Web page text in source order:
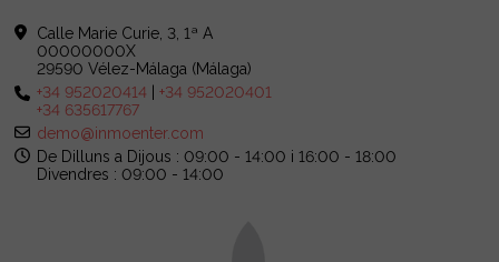
Calle Marie Curie, 3, 1ª A
00000000X
29590 Vélez-Málaga (Málaga)
+34 952020414 |+34 952020401
+34 635617767
demo@inmoenter.com
De Dilluns a Dijous : 09:00 - 14:00 i 16:00 - 18:00
Divendres : 09:00 - 14:00